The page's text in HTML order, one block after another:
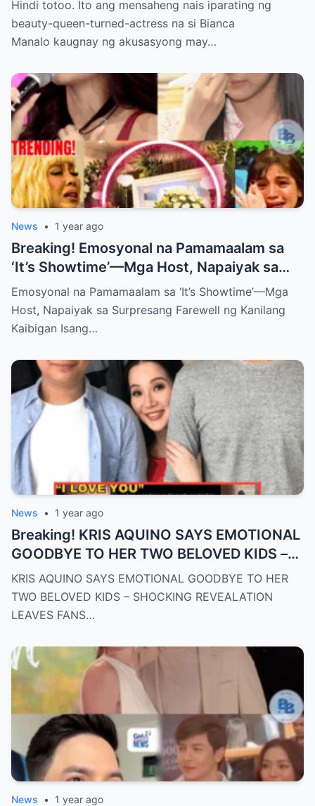
Leave You Speechless!
Hindi totoo. Ito ang mensaheng nais iparating ng
beauty-queen-turned-actress na si Bianca
Manalo kaugnay ng akusasyong may…
News • 1 year ago
Breaking! Emosyonal na Pamamaalam sa
‘It’s Showtime’—Mga Host, Napaiyak sa
Surpresang Farewell ng Kanilang Kaibigan
Emosyonal na Pamamaalam sa ‘It’s Showtime’—Mga
Host, Napaiyak sa Surpresang Farewell ng Kanilang
Kaibigan Isang…
News • 1 year ago
Breaking! KRIS AQUINO SAYS EMOTIONAL
GOODBYE TO HER TWO BELOVED KIDS –
SH0CKING REVEALATION LEAVES FANS
HEARTBROKEN!
KRIS AQUINO SAYS EMOTIONAL GOODBYE TO HER
TWO BELOVED KIDS – SHOCKING REVEALATION
LEAVES FANS…
News • 1 year ago